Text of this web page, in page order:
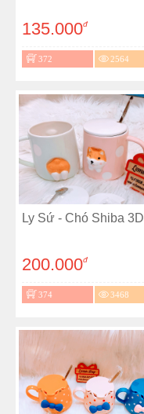
135.000đ
372 2564
Ly Sứ - Chó Shiba 3D
200.000đ
374 3468